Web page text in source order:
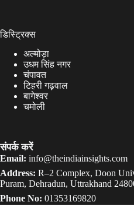
डिस्ट्रिक्स
अल्मोड़ा
उधम सिंह नगर
चंपावत
टिहरी गढ़वाल
बागेश्वर
चमोली
संपर्क करें
Email: info@theindiainsights.com
Address: R–2 Complex, Doon
Puram, Dehradun, Uttrakhand
Phone No: 01353169820